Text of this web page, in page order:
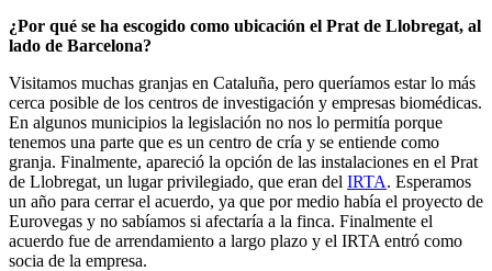
¿Por qué se ha escogido como ubicación el Prat de Llobregat, al
lado de Barcelona?
Visitamos muchas granjas en Cataluña, pero queríamos estar lo más
cerca posible de los centros de investigación y empresas biomédicas.
En algunos municipios la legislación no nos lo permitía porque
tenemos una parte que es un centro de cría y se entiende como
granja. Finalmente, apareció la opción de las instalaciones en el Prat
de Llobregat, un lugar privilegiado, que eran del IRTA. Esperamos
un año para cerrar el acuerdo, ya que por medio había el proyecto de
Eurovegas y no sabíamos si afectaría a la finca. Finalmente el
acuerdo fue de arrendamiento a largo plazo y el IRTA entró como
socia de la empresa.